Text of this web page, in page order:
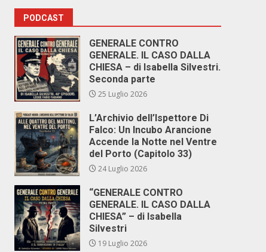
PODCAST
GENERALE CONTRO
GENERALE. IL CASO DALLA
CHIESA – di Isabella Silvestri.
Seconda parte
25 Luglio 2026
L’Archivio dell’Ispettore Di
Falco: Un Incubo Arancione
Accende la Notte nel Ventre
del Porto (Capitolo 33)
24 Luglio 2026
“GENERALE CONTRO
GENERALE. IL CASO DALLA
CHIESA” – di Isabella
Silvestri
19 Luglio 2026